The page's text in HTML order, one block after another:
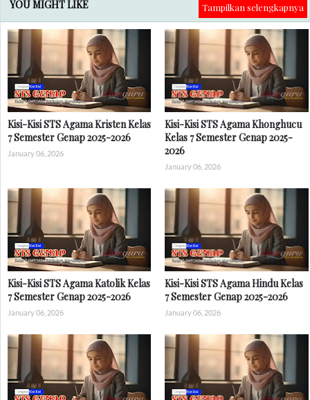
YOU MIGHT LIKE Tampilkan selengkapnya
Kisi-Kisi STS Agama Kristen Kelas
7 Semester Genap 2025-2026
January 06, 2026
Kisi-Kisi STS Agama Khonghucu
Kelas 7 Semester Genap 2025-
2026
January 06, 2026
Kisi-Kisi STS Agama Katolik Kelas
7 Semester Genap 2025-2026
January 06, 2026
Kisi-Kisi STS Agama Hindu Kelas
7 Semester Genap 2025-2026
January 06, 2026